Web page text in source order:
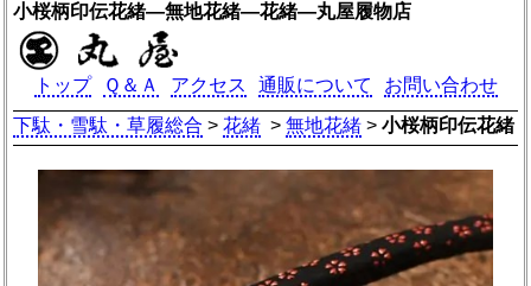
小桜柄印伝花緒―無地花緒―花緒―丸屋履物店
トップ Ｑ＆Ａ アクセス 通販について
お問い合わせ
下駄・雪駄・草履総合 >花緒 >無地花緒 >小桜柄印伝花緒